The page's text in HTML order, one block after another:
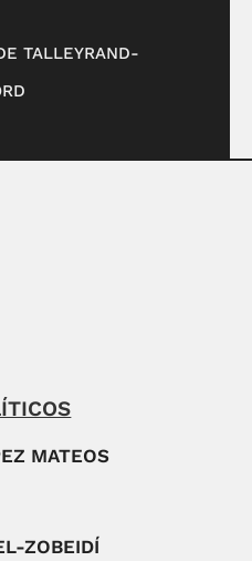
TALLEYRAND-
MATEOS
ZOBEIDÍ